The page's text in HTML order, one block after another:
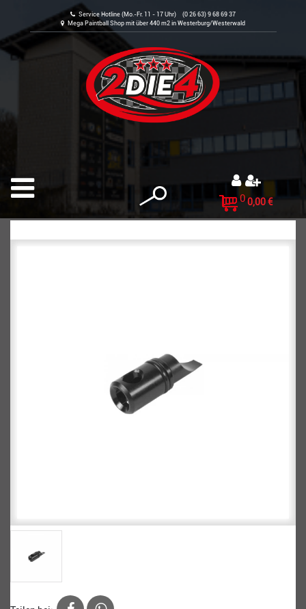
Service Hotline (Mo.-Fr. 11 - 17 Uhr) (0 26 63) 9 68 69 37
Mega Paintball Shop mit über 440 m2 in Westerburg/Westerwald
0 0,00 €